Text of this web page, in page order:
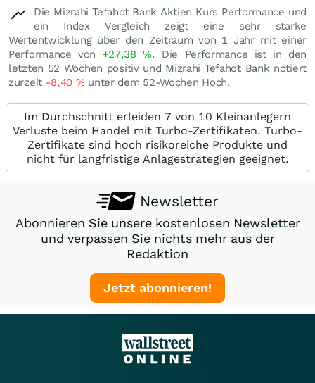
Die Mizrahi Tefahot Bank Aktien Kurs Performance und
ein Index Vergleich zeigt eine sehr starke
Wertentwicklung über den Zeitraum von 1 Jahr mit einer
Performance von +27,38%. Die Performance ist in den
letzten 52 Wochen positiv und Mizrahi Tefahot Bank notiert
zurzeit -8,40 %unter dem 52-Wochen Hoch.
Im Durchschnitt erleiden 7 von 10 Kleinanlegern
Verluste beim Handel mit Turbo-Zertifikaten. Turbo-
Zertifikate sind hoch risikoreiche Produkte und
nicht für langfristige Anlagestrategien geeignet.
Newsletter
Abonnieren Sie unsere kostenlosen Newsletter
und verpassen Sie nichts mehr aus der
Redaktion
Jetzt abonnieren!